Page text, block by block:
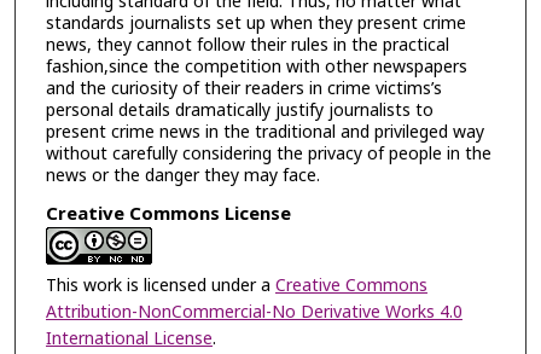
standards journalists set up when they present crime
news, they cannot follow their rules in the practical
fashion,since the competition with other newspapers
and the curiosity of their readers in crime victims’s
personal details dramatically justify journalists to
present crime news in the traditional and privileged way
without carefully considering the privacy of people in the
news or the danger they may face.
Creative Commons License
This work is licensed under a Creative Commons
Attribution-NonCommercial-No Derivative Works 4.0
International License.